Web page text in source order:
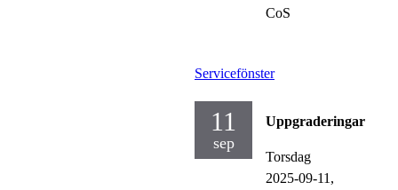
CoS
Servicefönster
11
sep
Uppgraderingar
Torsdag
2025-09-11,